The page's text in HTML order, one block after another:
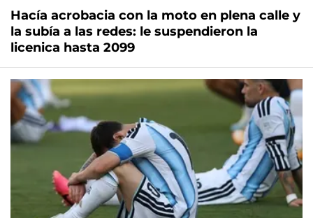
Hacía acrobacia con la moto en plena calle y
la subía a las redes: le suspendieron la
licenica hasta 2099